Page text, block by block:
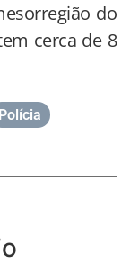
do
cerca de 8
Polícia